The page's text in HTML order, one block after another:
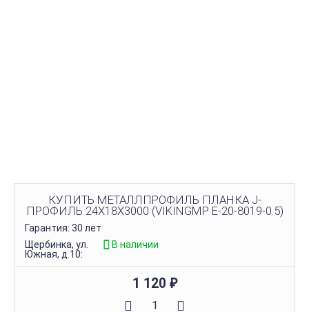
КУПИТЬ МЕТАЛЛПРОФИЛЬ ПЛАНКА J-
ПРОФИЛЬ 24Х18Х3000 (VIKINGMP E-20-8019-0.5)
Гарантия: 30 лет
Щербинка, ул.
Южная, д.10:
В наличии
1 120 ₽